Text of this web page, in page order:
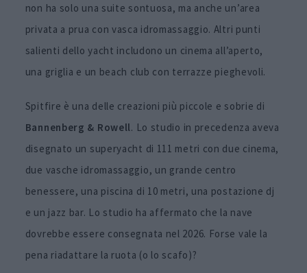
non ha solo una suite sontuosa, ma anche un’area
privata a prua con vasca idromassaggio. Altri punti
salienti dello yacht includono un cinema all’aperto,
una griglia e un beach club con terrazze pieghevoli.
Spitfire è una delle creazioni più piccole e sobrie di
Bannenberg & Rowell. Lo studio in precedenza aveva
disegnato un superyacht di 111 metri con due cinema,
due vasche idromassaggio, un grande centro
benessere, una piscina di 10 metri, una postazione dj
e un jazz bar. Lo studio ha affermato che la nave
dovrebbe essere consegnata nel 2026. Forse vale la
pena riadattare la ruota (o lo scafo)?